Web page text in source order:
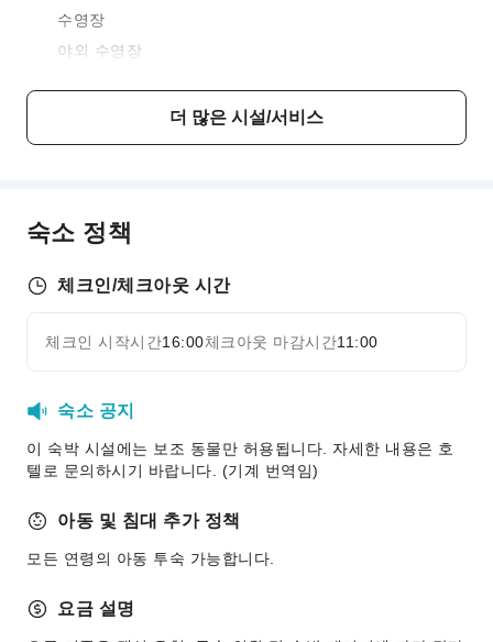
수영장
야외 수영장
식음료 서비스
룸서비스
매점 / 편의점
스낵바
비즈니스 서비스
컴퓨터
어린이 시설
어린이 놀이터
스포츠 시설
교통 서비스
자세히 보기
더 많은 시설/서비스
숙소 정책
체크인/체크아웃 시간
체크인 시작시간16:00체크아웃 마감시간11:00
숙소 공지
이 숙박 시설에는 보조 동물만 허용됩니다. 자세한 내용은 호
텔로 문의하시기 바랍니다. (기계 번역임)
아동 및 침대 추가 정책
모든 연령의 아동 투숙 가능합니다.
요금 설명